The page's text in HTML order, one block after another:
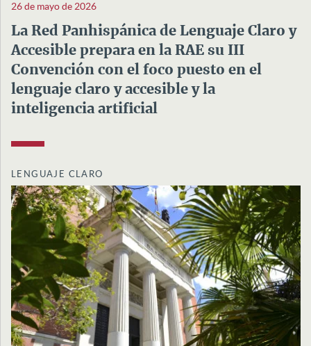
26 de mayo de 2026
La Red Panhispánica de Lenguaje Claro y
Accesible prepara en la RAE su III
Convención con el foco puesto en el
lenguaje claro y accesible y la
inteligencia artificial
LENGUAJE CLARO